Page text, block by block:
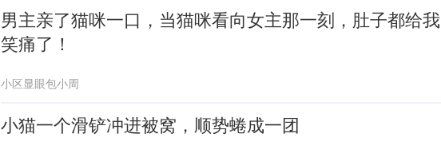
男主亲了猫咪一口，当猫咪看向女主那一刻，肚子都给我
笑痛了！
小区显眼包小周
小猫一个滑铲冲进被窝，顺势蜷成一团